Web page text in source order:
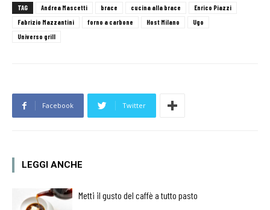
TAG Andrea Mascetti brace cucina alla brace
Enrico Piazzi
Fabrizio Mazzantini
forno a carbone Host Milano
Ugo
Universo grill
Facebook Twitter
LEGGI ANCHE
Metti il gusto del caffè a tutto pasto